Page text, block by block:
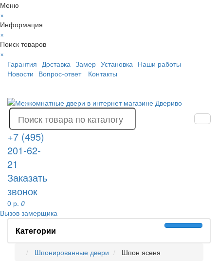
Меню
×
Информация
×
Поиск товаров
×
Гарантия Доставка Замер Установка Наши работы
Новости Вопрос-ответ Контакты
+7 (495)
201-62-
21
Заказать
звонок
0 р. 0
Вызов замерщика
Категории
Шпонированные двери Шпон ясеня